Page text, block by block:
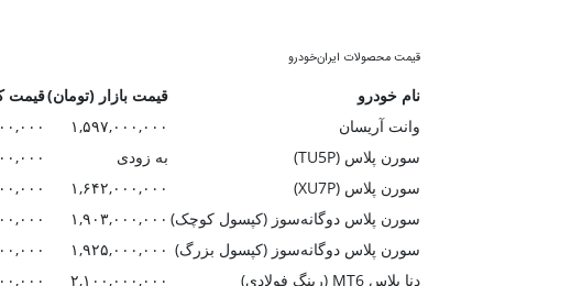
قیمت محصولات ایران‌خودرو
نام خودرو قیمت بازار (تومان)قیمت
وانت آریسان
۱,۵۹۷,۰۰۰,۰۰۰
سورن پلاس (TU5P)
به زودی
سورن پلاس (XU7P)
۱,۶۴۲,۰۰۰,۰۰۰
سورن پلاس دوگانه‌سوز (کپسول کوچک) ۱,۹۰۳,۰۰۰,۰۰۰
سورن پلاس دوگانه‌سوز (کپسول بزرگ) ۱,۹۲۵,۰۰۰,۰۰۰
دنا پلاس MT6 (رینگ فولادی)
۲,۱۰۰,۰۰۰,۰۰۰